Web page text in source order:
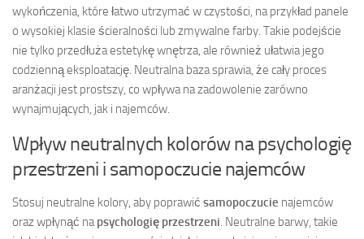
wykończenia, które łatwo utrzymać w czystości, na przykład panele
o wysokiej klasie ścieralności lub zmywalne farby. Takie podejście
nie tylko przedłuża estetykę wnętrza, ale również ułatwia jego
codzienną eksploatację. Neutralna baza sprawia, że cały proces
aranżacji jest prostszy, co wpływa na zadowolenie zarówno
wynajmujących, jak i najemców.
Wpływ neutralnych kolorów na psychologię
przestrzeni i samopoczucie najemców
Stosuj neutralne kolory, aby poprawić samopoczucie najemców
oraz wpłynąć na psychologię przestrzeni . Neutralne barwy, takie